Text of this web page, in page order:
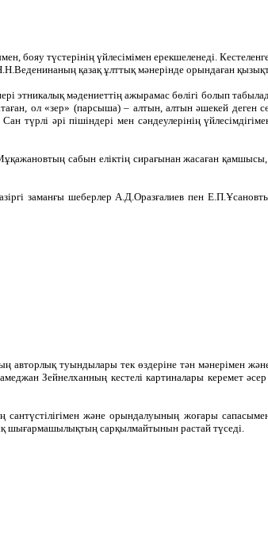
бояу түстерінің үйлесімімен ерекшеленеді.
қазақ ұлттық мәнерінде орындаған
этникалық мәдениеттің ажырамас бөлігі болып
ол «зер» (парсыша) – алтын, алтын әшекей деген
түрлі әрі пішіндері мен сәндеулерінің
сабын еліктің сирағынан жасаған қамшысы,
заманғы шеберлер А.Д.Оразғалиев пен
авторлық туындылары тек өздеріне тән мәнерімен
Зейнелханның кестелі картиналары керемет
сантүстілігімен және орындалуының жоғары
шығармашылықтың сарқылмайтынын растай түседі.